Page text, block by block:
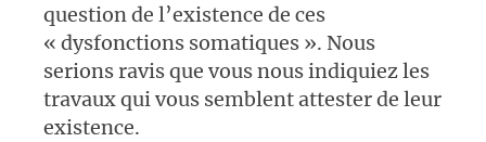
question de l’existence de ces
« dysfonctions somatiques ». Nous
serions ravis que vous nous indiquiez les
travaux qui vous semblent attester de leur
existence.